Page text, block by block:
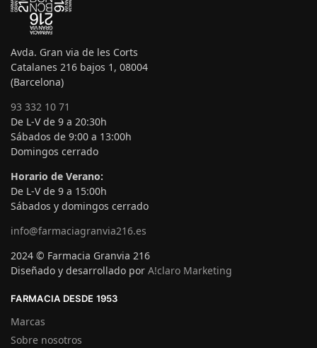
Avda. Gran via de les Corts
Catalanes 216 bajos 1, 08004
(Barcelona)
93 332 10 71
De L-V de 9 a 20:30h
Sábados de 9:00 a 13:00h
Domingos cerrado
Horario de Verano:
De L-V de 9 a 15:00h
Sábados y domingos cerrado
info@farmaciagranvia216.es
2024 © Farmacia Granvia 216
Diseñado y desarrollado por A!claro Marketing
FARMACIA DESDE 1953
Marcas
Sobre nosotros